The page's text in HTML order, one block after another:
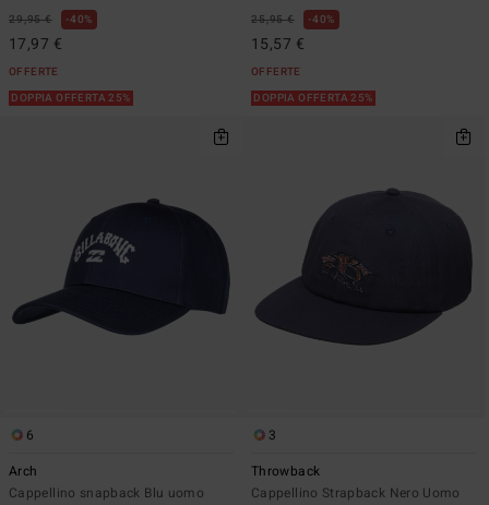
29,95 € 40%
17,97 €
OFFERTE
DOPPIA OFFERTA 25%
25,95 € 40%
15,57 €
OFFERTE
DOPPIA OFFERTA 25%
6
Arch
Cappellino snapback Blu uomo
3
Throwback
Cappellino Strapback Nero Uomo